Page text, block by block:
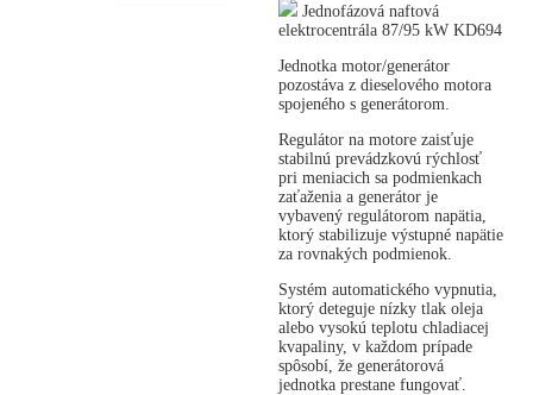
Jednofázová naftová
elektrocentrála 87/95 kW KD694
Jednotka motor/generátor
pozostáva z dieselového motora
spojeného s generátorom.
Regulátor na motore zaisťuje
stabilnú prevádzkovú rýchlosť
pri meniacich sa podmienkach
zaťaženia a generátor je
vybavený regulátorom napätia,
ktorý stabilizuje výstupné napätie
za rovnakých podmienok.
Systém automatického vypnutia,
ktorý deteguje nízky tlak oleja
alebo vysokú teplotu chladiacej
kvapaliny, v každom prípade
spôsobí, že generátorová
jednotka prestane fungovať.